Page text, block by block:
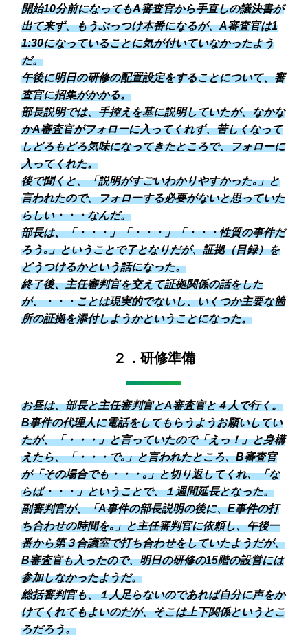
開始10分前になってもA審査官から手直しの議決書が
出て来ず、もうぶっつけ本番になるが、A審査官は1
1:30になっていることに気が付いていなかったよう
だ。
午後に明日の研修の配置設定をすることについて、審
査官に招集がかかる。
部長説明では、手控えを基に説明していたが、なかな
かA審査官がフォローに入ってくれず、苦しくなって
しどろもどろ気味になってきたところで、フォローに
入ってくれた。
後で聞くと、「説明がすごいわかりやすかった｡」と
言われたので、フォローする必要がないと思っていた
らしい・・・なんだ。
部長は、「・・・」「・・・」「・・・性質の事件だ
ろう｡」ということで了となりだが、証拠（目録）を
どうつけるかという話になった。
終了後、主任審判官を交えて証拠関係の話をした
が、・・・ことは現実的でないし、いくつか主要な箇
所の証拠を添付しようかということになった。
２．研修準備
お昼は、部長と主任審判官とA審査官と４人で行く。
B事件の代理人に電話をしてもらうようお願いしてい
たが、「・・・」と言っていたので「えっ！」と身構
えたら、「・・・で｡」と言われたところ、B審査官
が「その場合でも・・・｡」と切り返してくれ、「な
らば・・・」ということで、１週間延長となった。
副審判官が、「A事件の部長説明の後に、E事件の打
ち合わせの時間を｡」と主任審判官に依頼し、午後一
番から第３合議室で打ち合わせをしていたようだが、
B審査官も入ったので、明日の研修の15階の設営には
参加しなかったようだ。
総括審判官も、１人足らないのであれば自分に声をか
けてくれてもよいのだが、そこは上下関係というとこ
ろだろう。